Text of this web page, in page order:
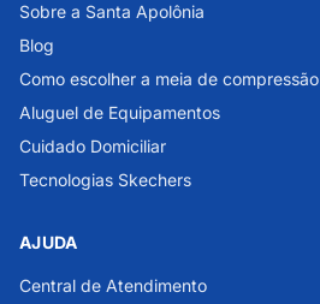
Sobre a Santa Apolônia
Blog
Como escolher a meia de compressão
Aluguel de Equipamentos
Cuidado Domiciliar
Tecnologias Skechers
AJUDA
Central de Atendimento